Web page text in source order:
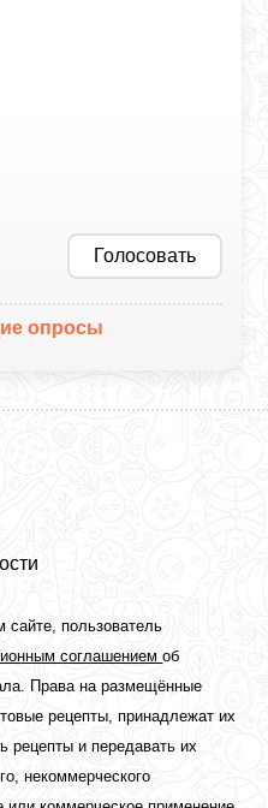
Голосовать
опросы
пользователь
соглашениемоб
Права на размещённые
рецепты, принадлежат их
рецепты и передавать их
некоммерческого